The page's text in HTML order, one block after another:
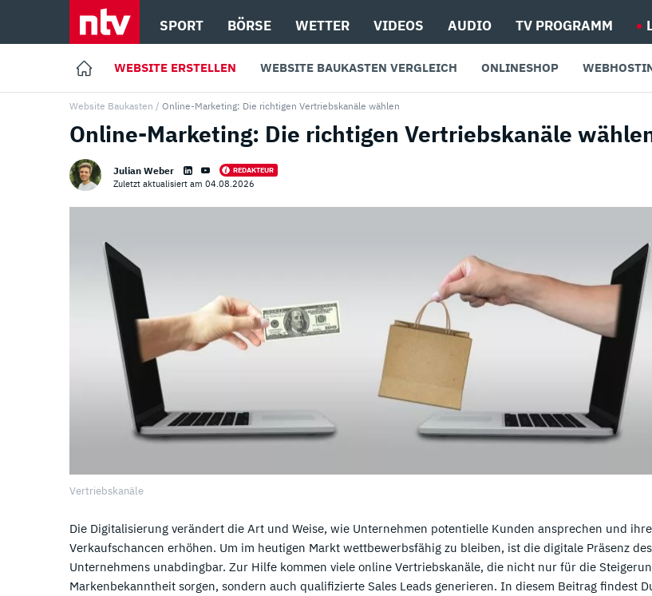
SPORT BÖRSE WETTER VIDEOS AUDIO TV PROGRAMM
WEBSITE ERSTELLEN WEBSITE BAUKASTEN VERGLEICH ONLINESHOP
Website Baukasten / Online-Marketing: Die richtigen Vertriebskanäle wählen
Online-Marketing: Die richtigen Vertriebskanäle
Julian Weber REDAKTEUR
Zuletzt aktualisiert am 04.08.2026
Vertriebskanäle
Die Digitalisierung verändert die Art und Weise, wie Unternehmen potentielle Kunden ansprechen und ihre
Verkaufschancen erhöhen. Um im heutigen Markt wettbewerbsfähig zu bleiben, ist die digitale Präsenz des
Unternehmens unabdingbar. Zur Hilfe kommen viele online Vertriebskanäle, die nicht nur für die
Markenbekanntheit sorgen, sondern auch qualifizierte Sales Leads generieren. In diesem Beitrag findest